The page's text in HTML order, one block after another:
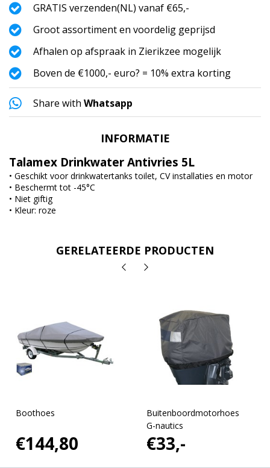
GRATIS verzenden(NL) vanaf €65,-
Groot assortiment en voordelig geprijsd
Afhalen op afspraak in Zierikzee mogelijk
Boven de €1000,- euro? = 10% extra korting
Share with Whatsapp
INFORMATIE
Talamex Drinkwater Antivries 5L
• Geschikt voor drinkwatertanks toilet, CV installaties en motor
• Beschermt tot -45°C
• Niet giftig
• Kleur: roze
GERELATEERDE PRODUCTEN
Boothoes
€144,80
Buitenboordmotorhoes
G-nautics
€33,-